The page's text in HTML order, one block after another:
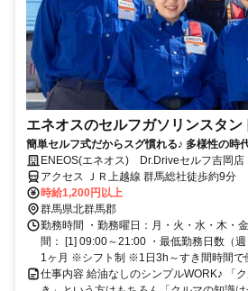
エネオスのセルフガソリンスタン
簡単セルフ式だからスグ慣れる♪ 多様性の時
よ。（会社規程の範囲内）
ENEOS(エネオス) Dr.Driveセルフ吉岡
ニア
アクセス ＪＲ上越線 群馬総社徒歩約9分
時給1,200円以上
群馬県北群馬郡
勤務時間 ・勤務曜日：月・火・水・木・
間： [1] 09:00～21:00 ・最低勤務日数（
1ヶ月 ※シフト制 ※1日3h～すき間時間で
仕事内容 給油なしのシンプルWORK♪ 「